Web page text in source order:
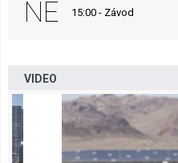
NE 15:00 - Závod
VIDEO